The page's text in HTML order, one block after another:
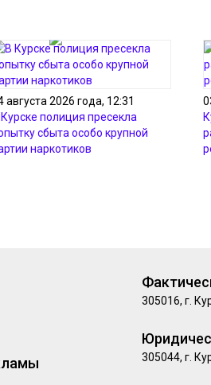
августа 2026 года, 12:31
Курске полиция пресекла
сбыта особо крупной
наркотиков
305016, г.
305044, г.